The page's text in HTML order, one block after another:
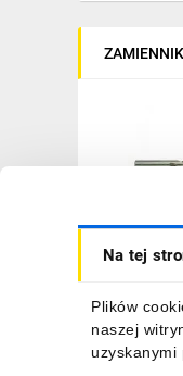
Na tej
Plików
naszej
uzyskanymi
Wiertło do
34,30 zł